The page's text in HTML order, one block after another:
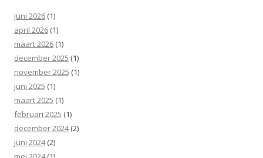
juni 2026 (1)
april 2026 (1)
maart 2026 (1)
december 2025 (1)
november 2025 (1)
juni 2025 (1)
maart 2025 (1)
februari 2025 (1)
december 2024(2)
juni 2024(2)